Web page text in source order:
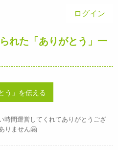
ログイン
れた「ありがとう」一
う」を伝える
時間運営してくれてありがとうござ
りません🤗